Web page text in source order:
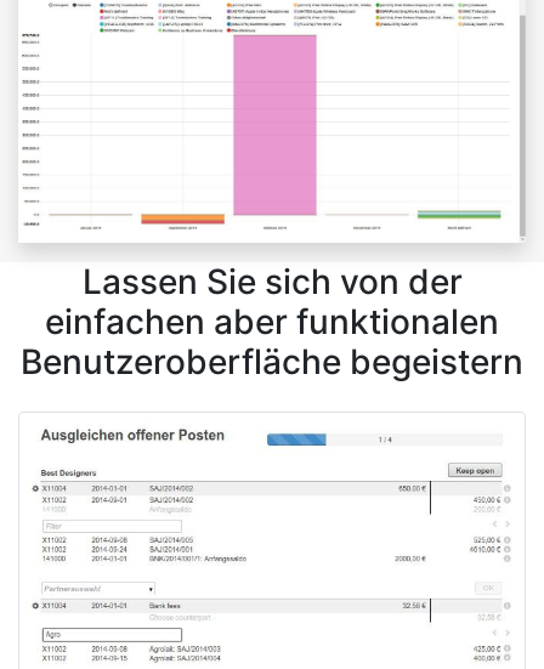
Lassen Sie sich von der
einfachen aber funktionalen
Benutzeroberfläche begeistern